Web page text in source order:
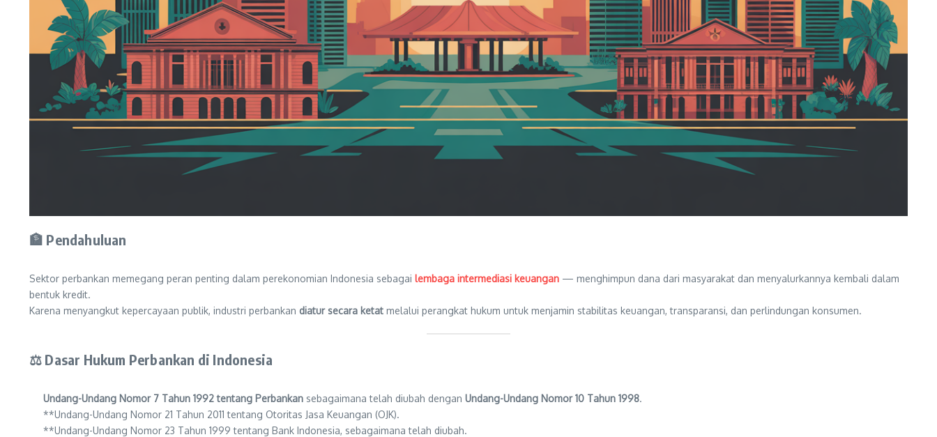
🏦 Pendahuluan
Sektor perbankan memegang peran penting dalam perekonomian Indonesia sebagai lembaga intermediasi keuangan — menghimpun dana dari masyarakat dan menyalurkannya kembali dalam
bentuk kredit.
Karena menyangkut kepercayaan publik, industri perbankan diatur secara ketat melalui perangkat hukum untuk menjamin stabilitas keuangan, transparansi, dan perlindungan konsumen.
⚖️ Dasar Hukum Perbankan di Indonesia
Undang-Undang Nomor 7 Tahun 1992 tentang Perbankan sebagaimana telah diubah dengan Undang-Undang Nomor 10 Tahun 1998.
**Undang-Undang Nomor 21 Tahun 2011 tentang Otoritas Jasa Keuangan (OJK).
**Undang-Undang Nomor 23 Tahun 1999 tentang Bank Indonesia, sebagaimana telah diubah.